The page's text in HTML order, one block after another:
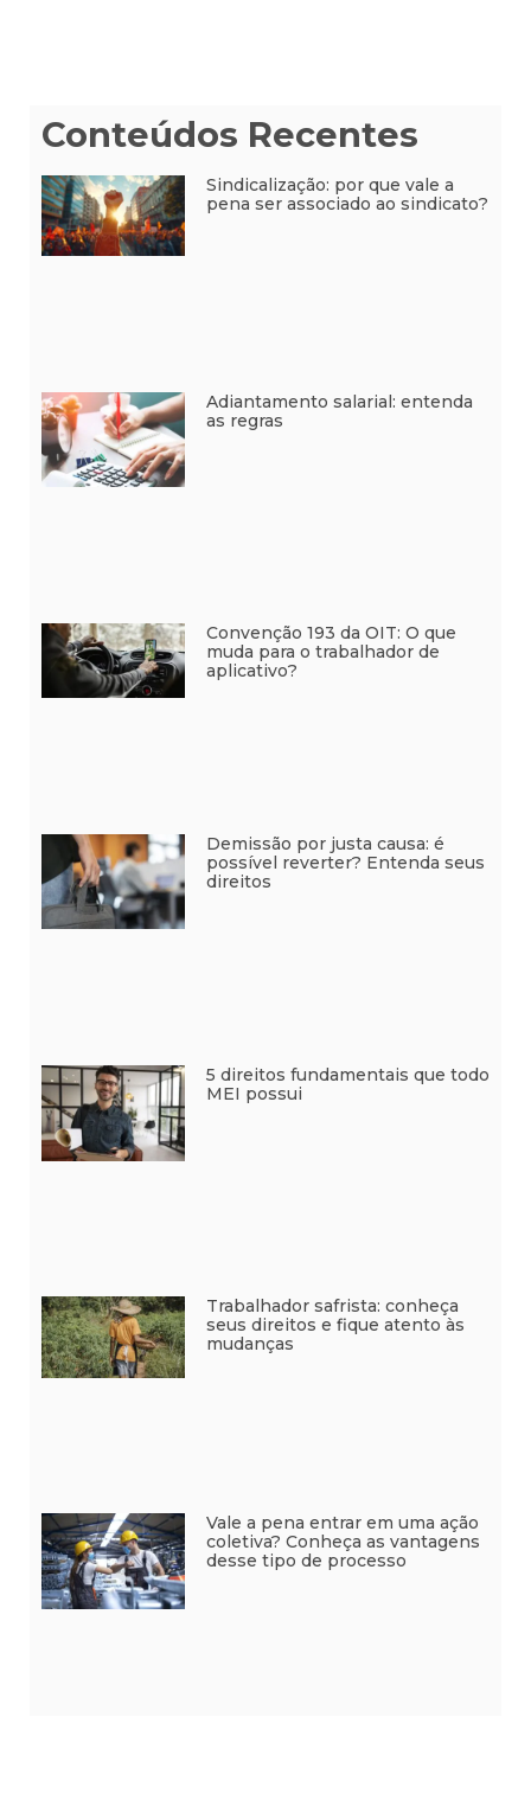
Conteúdos Recentes
Sindicalização: por que vale a
pena ser associado ao sindicato?
Adiantamento salarial: entenda
as regras
Convenção 193 da OIT: O que
muda para o trabalhador de
aplicativo?
Demissão por justa causa: é
possível reverter? Entenda seus
direitos
5 direitos fundamentais que todo
MEI possui
Trabalhador safrista: conheça
seus direitos e fique atento às
mudanças
Vale a pena entrar em uma ação
coletiva? Conheça as vantagens
desse tipo de processo